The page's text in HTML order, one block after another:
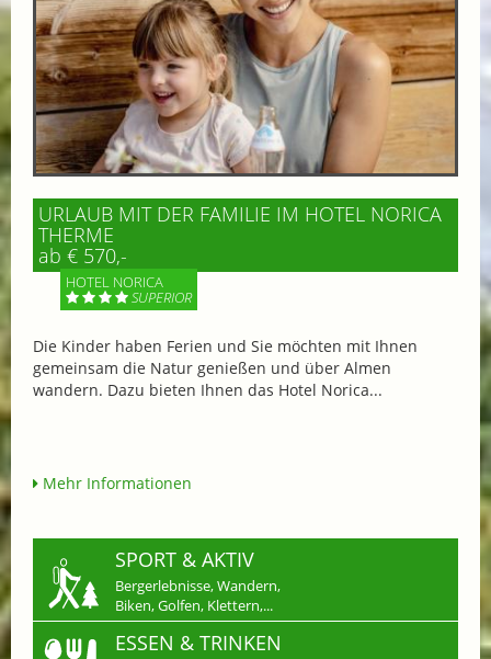
URLAUB MIT DER FAMILIE IM HOTEL NORICA
THERME
ab € 570,-
HOTEL NORICA
SUPERIOR
Die Kinder haben Ferien und Sie möchten mit Ihnen
gemeinsam die Natur genießen und über Almen
wandern. Dazu bieten Ihnen das Hotel Norica...
Mehr Informationen
SPORT & AKTIV
Bergerlebnisse, Wandern,
Biken, Golfen, Klettern,...
ESSEN & TRINKEN